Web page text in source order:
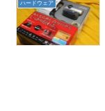
ハードウェア